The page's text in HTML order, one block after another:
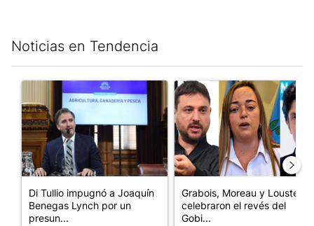
Noticias en Tendencia
Un artículo de tendencia con el título "Di Tullio impugnó a
Di Tullio impugnó a Joaquín
Benegas Lynch por un
presun...
Un artículo de tendencia con
Grabois, Moreau y Lousteau
celebraron el revés del
Gobi...